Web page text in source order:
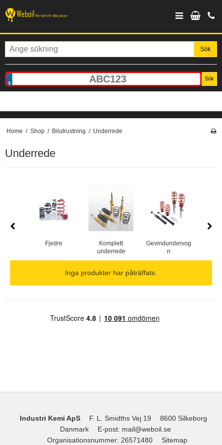
Sök
Sök
Home / Shop / Bilutrustning / Underrede
Underrede
Fjedre
Komplett
underrede
Gevindundervog
n
Inga produkter har påträffats.
Industri Kemi ApS F. L. Smidths Vej 19
8600 Silkeborg
Danmark
E-post: mail@weboil.se
Organisationsnummer: 26571480 Sitemap